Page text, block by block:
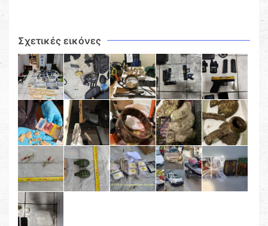
Σχετικές εικόνες